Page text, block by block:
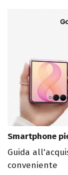
Smartphone
Guida
conveniente